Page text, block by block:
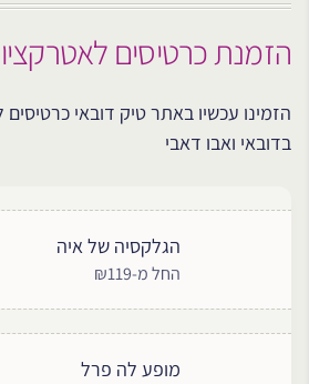
הזמנת כרטיסים
הזמינו עכשיו באתר טיק דובאי כרטיסים
בדובאי ואבו דאבי
הגלקסיה של איה
החל מ-₪119
מופע לה פרל